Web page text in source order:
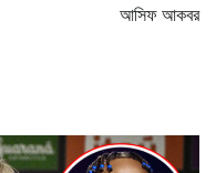
আসিফ আকবর